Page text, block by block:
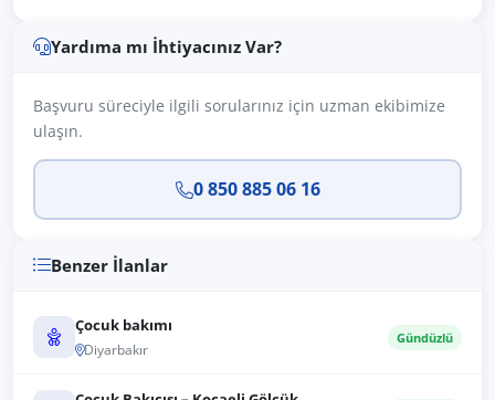
Yardıma mı İhtiyacınız Var?
Başvuru süreciyle ilgili sorularınız için uzman ekibimize
ulaşın.
0 850 885 06 16
Benzer İlanlar
Çocuk bakımı
Diyarbakır
Gündüzlü